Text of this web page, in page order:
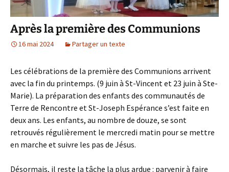
Après la première des Communions
16 mai 2024 Partager un texte
Les célébrations de la première des Communions arrivent
avec la fin du printemps. (9 juin à St-Vincent et 23 juin à Ste-
Marie). La préparation des enfants des communautés de
Terre de Rencontre et St-Joseph Espérance s’est faite en
deux ans. Les enfants, au nombre de douze, se sont
retrouvés régulièrement le mercredi matin pour se mettre
en marche et suivre les pas de Jésus.
Désormais, il reste la tâche la plus ardue : parvenir à faire